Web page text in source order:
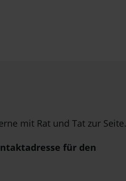
mit Rat und Tat zur Seite.
für den